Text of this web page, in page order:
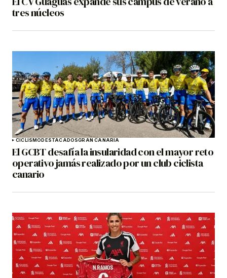
tres núcleos
CICLISMODESTACADOSGRAN CANARIA
El GCBT desafía la insularidad con el mayor reto
operativo jamás realizado por un club ciclista
canario